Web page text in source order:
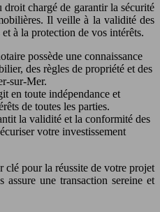
chargé de garantir la sécurité
Il veille à la validité des
à la protection de vos intérêts.
possède une connaissance
des règles de propriété et des
sur-Mer.
en toute indépendance et
de toutes les parties.
la validité et la conformité des
votre investissement
clé pour la réussite de votre projet
une transaction sereine et